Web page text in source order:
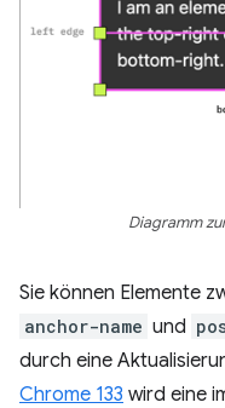
Diagramm
Sie können Elemente
anchor-name und
durch eine
Chrome 133 wird eine